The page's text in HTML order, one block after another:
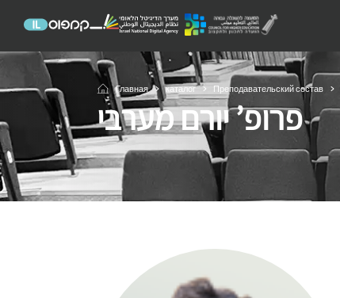
Главная каталог Преподавательский состав
פרופ’ יורם מערבי